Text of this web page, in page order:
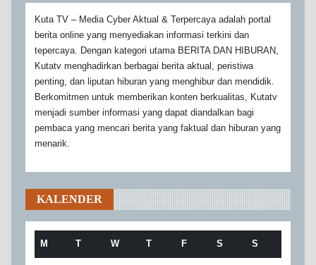
Kuta TV – Media Cyber Aktual & Terpercaya adalah portal
berita online yang menyediakan informasi terkini dan
tepercaya. Dengan kategori utama BERITA DAN HIBURAN,
Kutatv menghadirkan berbagai berita aktual, peristiwa
penting, dan liputan hiburan yang menghibur dan mendidik.
Berkomitmen untuk memberikan konten berkualitas, Kutatv
menjadi sumber informasi yang dapat diandalkan bagi
pembaca yang mencari berita yang faktual dan hiburan yang
menarik.
KALENDER
M T W T F S S